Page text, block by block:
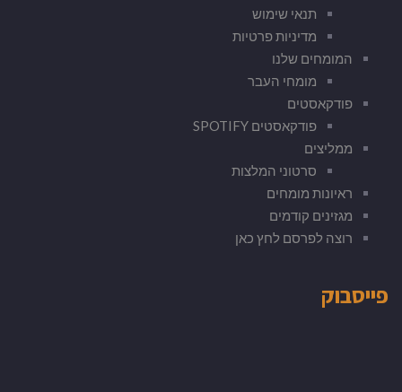
תנאי שימוש
מדיניות פרטיות
המומחים שלנו
מומחי העבר
פודקאסטים
פודקאסטים SPOTIFY
ממליצים
סרטוני המלצות
ראיונות מומחים
מגזינים קודמים
רוצה לפרסם לחץ כאן
פייסבוק